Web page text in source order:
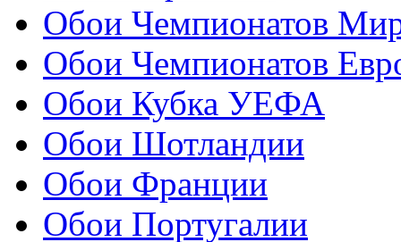
Обои Чемпионатов
Обои Чемпионатов
Обои Кубка УЕФА
Обои Шотландии
Обои Франции
Обои Португалии